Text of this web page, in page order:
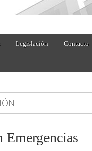
Legislación Contacto